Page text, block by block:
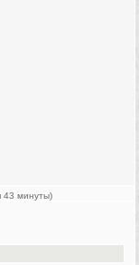
43 минуты)